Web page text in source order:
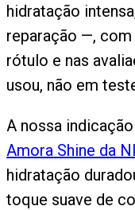
hidratação
reparação —,
rótulo e nas
usou, não em
A nossa
Amora Shine da
hidratação
toque suave de